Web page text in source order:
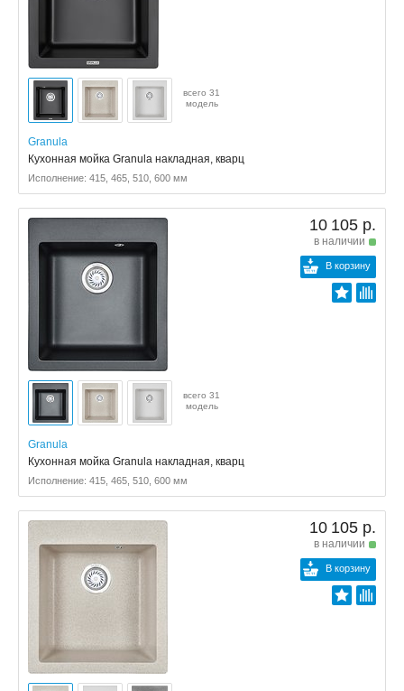
всего 31
модель
Granula
Кухонная мойка Granula накладная, кварц
Исполнение: 415, 465, 510, 600 мм
10 105 р.
в наличии
В корзину
всего 31
модель
Granula
Кухонная мойка Granula накладная, кварц
Исполнение: 415, 465, 510, 600 мм
10 105 р.
в наличии
В корзину